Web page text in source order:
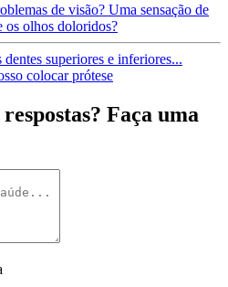
de visão? Uma sensação de
os olhos doloridos?
superiores e inferiores...
colocar prótese
Faça uma